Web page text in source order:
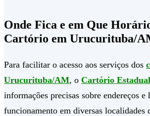
Onde Fica e em Que
Cartório em Urucurituba/
Para facilitar o acesso aos serviços dos
Urucurituba/AM, o Cartório Estadual
informações precisas sobre endereços e
funcionamento em diversas localidades